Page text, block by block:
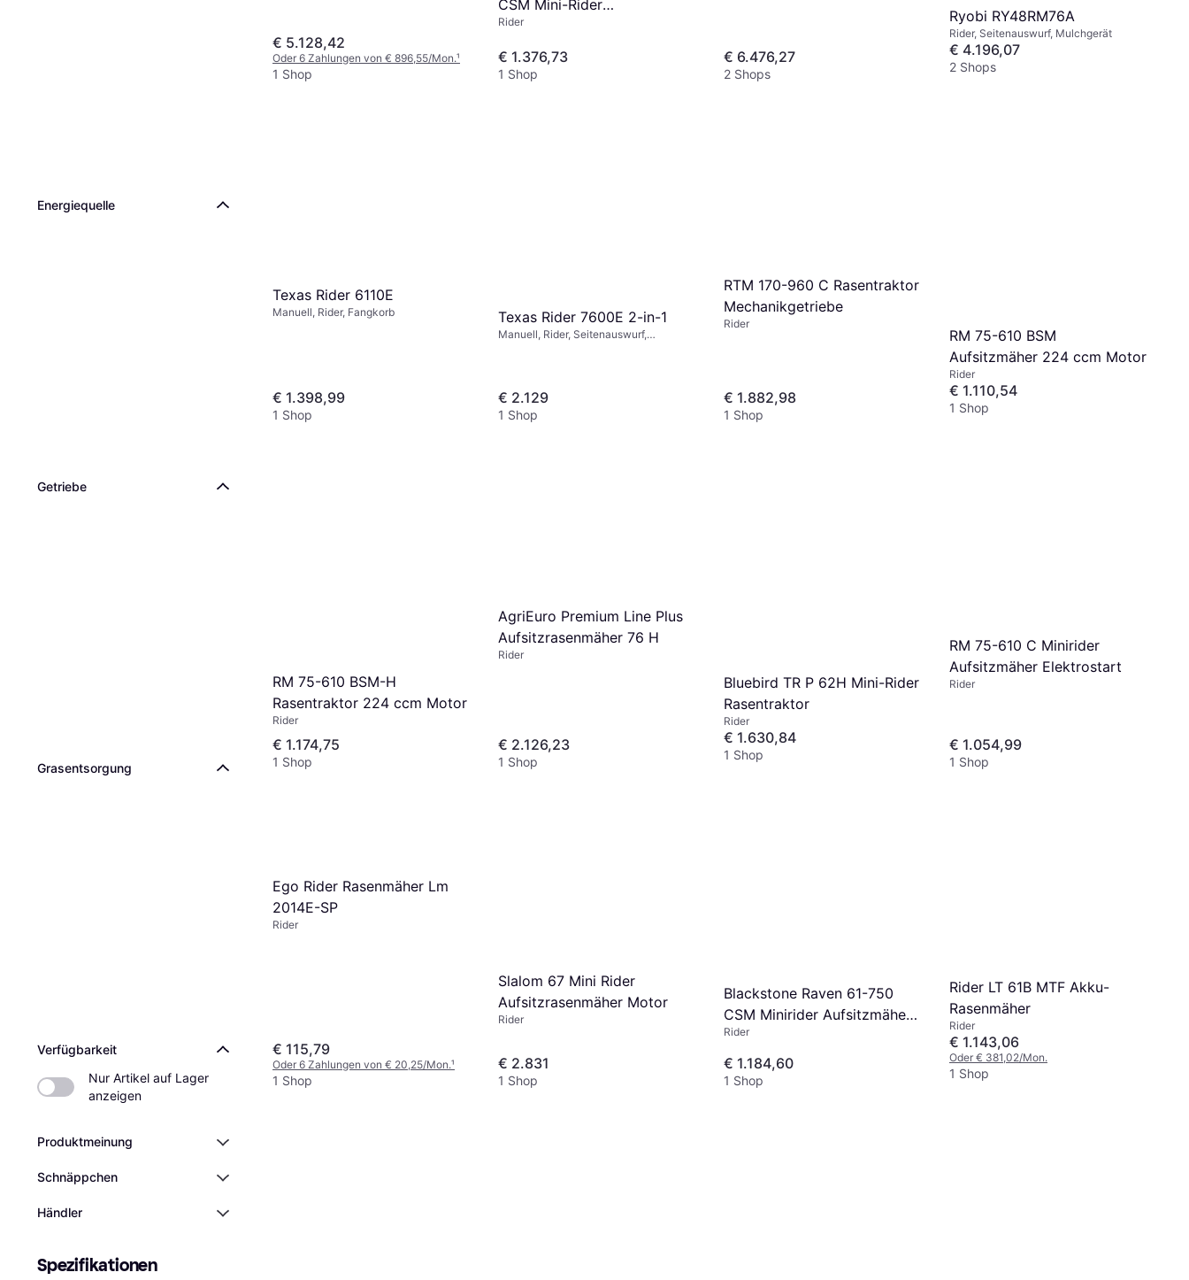
Energiequelle
Getriebe
Grasentsorgung
Verfügbarkeit
Nur Artikel auf Lager
anzeigen
Produktmeinung
Schnäppchen
Händler
Spezifikationen
€ 5.128,42
Oder 6 Zahlungen von € 896,55/Mon.¹
1 Shop
CSM Mini-Rider
Aufsitzrasenmäher
Rider
€ 1.376,73
1 Shop
€ 6.476,27
2 Shops
Ryobi RY48RM76A
Rider, Seitenauswurf, Mulchgerät
€ 4.196,07
2 Shops
Texas Rider 6110E
Manuell, Rider, Fangkorb
€ 1.398,99
1 Shop
Texas Rider 7600E 2-in-1
Manuell, Rider, Seitenauswurf,
€ 2.129
1 Shop
RTM 170-960 C Rasentraktor
Mechanikgetriebe
Rider
€ 1.882,98
1 Shop
RM 75-610 BSM
Aufsitzmäher 224 ccm Motor
Rider
€ 1.110,54
1 Shop
RM 75-610 BSM-H
Rasentraktor 224 ccm Motor
Rider
€ 1.174,75
1 Shop
AgriEuro Premium Line Plus
Aufsitzrasenmäher 76 H
Rider
€ 2.126,23
1 Shop
Bluebird TR P 62H Mini-Rider
Rasentraktor
Rider
€ 1.630,84
1 Shop
RM 75-610 C Minirider
Aufsitzmäher Elektrostart
Rider
€ 1.054,99
1 Shop
Ego Rider Rasenmäher Lm
2014E-SP
Rider
€ 115,79
Oder 6 Zahlungen von € 20,25/Mon.¹
1 Shop
Slalom 67 Mini Rider
Aufsitzrasenmäher Motor
Rider
€ 2.831
1 Shop
Blackstone Raven 61-750
CSM Minirider Aufsitzmäher
Motor 224ccm
Rider
€ 1.184,60
1 Shop
Rider LT 61B MTF Akku-
Rasenmäher
Rider
€ 1.143,06
Oder € 381,02/Mon.
1 Shop